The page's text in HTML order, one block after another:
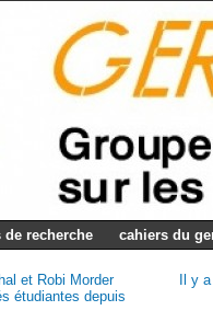
de recherche cahiers du
et Robi Morder
étudiantes depuis
Il y